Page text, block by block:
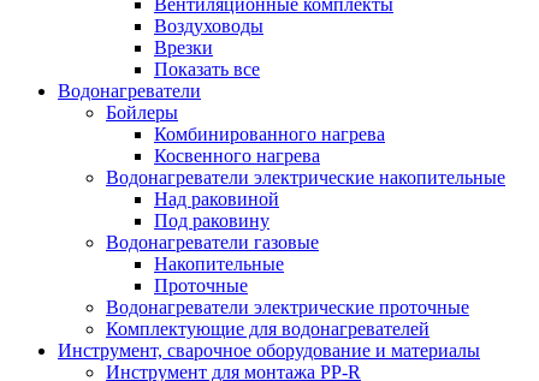
Вентиляционные комплекты
Воздуховоды
Врезки
Показать все
Водонагреватели
Бойлеры
Комбинированного нагрева
Косвенного нагрева
Водонагреватели электрические накопительные
Над раковиной
Под раковину
Водонагреватели газовые
Накопительные
Проточные
Водонагреватели электрические проточные
Комплектующие для водонагревателей
Инструмент, сварочное оборудование и материалы
Инструмент для монтажа PP-R